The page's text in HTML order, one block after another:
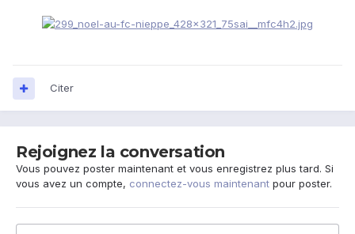
Citer
Rejoignez la conversation
Vous pouvez poster maintenant et vous enregistrez plus tard. Si
vous avez un compte, connectez-vous maintenant pour poster.